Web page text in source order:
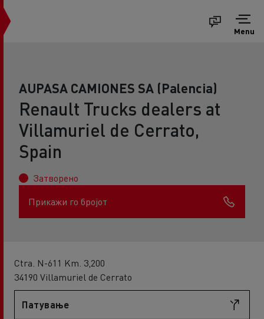
Menu
AUPASA CAMIONES SA (Palencia)
Renault Trucks dealers at
Villamuriel de Cerrato,
Spain
Затворено
Прикажи го бројот
Ctra. N-611 Km. 3,200
34190 Villamuriel de Cerrato
Патување